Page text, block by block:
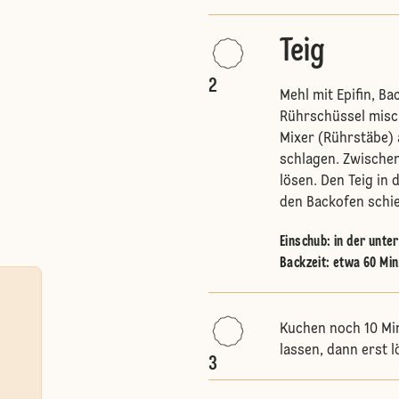
2
Teig
Mehl mit Epifin,
Rührschüssel
Mixer (Rührstäbe)
schlagen.
lösen. Den Teig
den Backofen
Einschub:in der
Backzeit: etwa 60
3
Kuchen noch 10
lassen, dann erst